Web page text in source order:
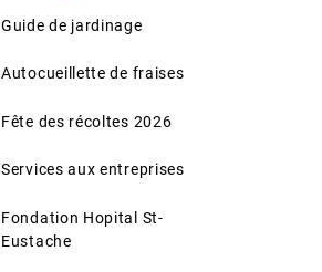
Guide de jardinage
Autocueillette de fraises
Fête des récoltes 2026
Services aux entreprises
Fondation Hopital St-
Eustache